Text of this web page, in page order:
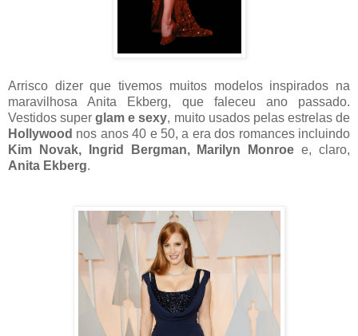
Arrisco dizer que tivemos muitos modelos inspirados na
maravilhosa Anita Ekberg, que faleceu ano passado.
Vestidos superglam e sexy, muito usados pelas estrelas de
Hollywood nos anos 40 e 50, a era dos romances incluindo
Kim Novak, Ingrid Bergman, Marilyn Monroe e, claro,
Anita Ekberg.